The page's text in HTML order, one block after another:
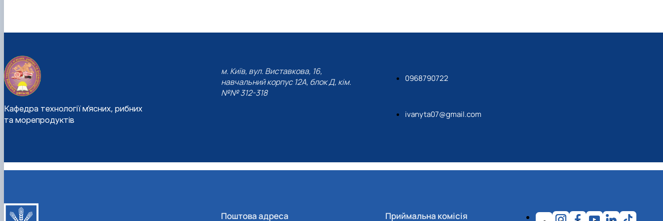
Кафедра технології м’ясних, рибних
та морепродуктів
м. Київ, вул. Виставкова, 16,
навчальний корпус 12А, блок Д, кім.
№№ 312-318
0968790722
ivanyta07@gmail.com
Поштова адреса Приймальна комісія